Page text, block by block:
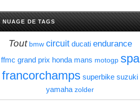
NUAGE DE TAGS
Tout bmw circuit ducati endurance
ffmc grand prix honda mans motogp spa
francorchamps superbike suzuki
yamaha zolder